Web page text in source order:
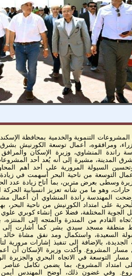
التنموية والخدمية بمحافظة
ومرافقوه، أعمال توسعة الكورنيش بشرق
راندة المنشاوي، وزيرة الإسكان والمرافق
المدينة، مشيرة إلى أنه يُعد أحد
وتحسين السيولة المرورية على أحد أهم
التوسعة من ناحية البحر أسهمت في
جزيرة وسطى بعرض مترين، بما أتاح زيادة
وهو ما من شأنه تعزيز انسيابية
المهندسة راندة المنشاوي أن أعمال
على امتداد الكورنيش من ناحية
الجوية المختلفة، فضلًا عن إنشاء كوبري
القادم من المندرة والمتجه إلى
منطقة مسجد سيدي بشر. كما أشارت
السعيدة، واستكمال ومد نفق مشاة خالد
الجديدة، بالإضافة إلى تنفيذ إشارات مرورية
مسار المشروع. وأكدت وزيرة الإسكان أن
مسار التوسعة في الاتجاه البحري
امتداد المشروع، بما يضمن تكامل عناصر
وفي غضون ذلك، أوضح المهندس أيمن